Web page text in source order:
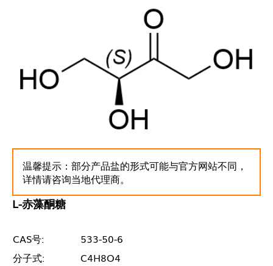
温馨提示：部分产品盐的形式可能与官方网站不同，
详情请咨询当地代理商。
L-赤藻酮糖
CAS号:
533-50-6
分子式:
C4H8O4